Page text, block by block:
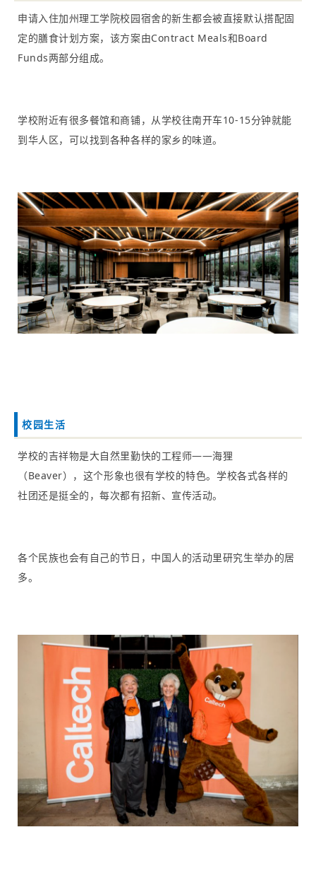
申请入住加州理工学院校园宿舍的新生都会被直接默认搭配固
定的膳食计划方案，该方案由Contract Meals和Board
Funds两部分组成。
学校附近有很多餐馆和商铺，从学校往南开车10-15分钟就能
到华人区，可以找到各种各样的家乡的味道。
校园生活
学校的吉祥物是大自然里勤快的工程师——海狸
（Beaver），这个形象也很有学校的特色。 学校各式各样的
社团还是挺全的，每次都有招新、宣传活动。
各个民族也会有自己的节日，中国人的活动里研究生举办的居
多。